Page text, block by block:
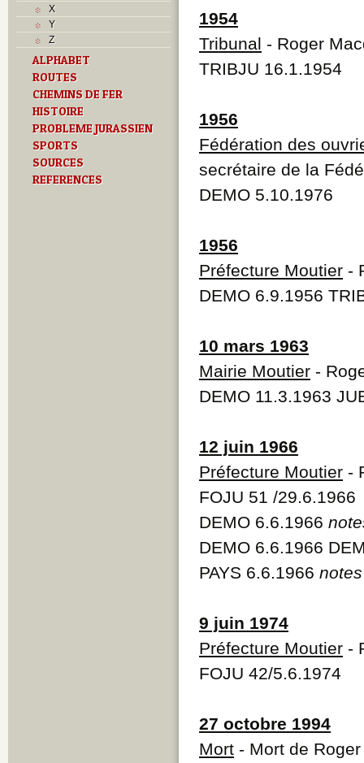
X
Y
Z
ALPHABET
ROUTES
CHEMINS DE FER
HISTOIRE
PROBLEME JURASSIEN
SPORTS
SOURCES
REFERENCES
1954
Tribunal - Roger
TRIBJU 16.1.1954
1956
Fédération des
secrétaire de la
DEMO 5.10.1976
1956
Préfecture Moutier -
DEMO 6.9.1956
10 mars 1963
Mairie Moutier -
DEMO 11.3.1963
12 juin 1966
Préfecture Moutier -
FOJU 51 /29.6.1966
DEMO 6.6.1966
DEMO 6.6.1966
PAYS 6.6.1966
9 juin 1974
Préfecture Moutier -
FOJU 42/5.6.1974
27 octobre 1994
Mort - Mort de